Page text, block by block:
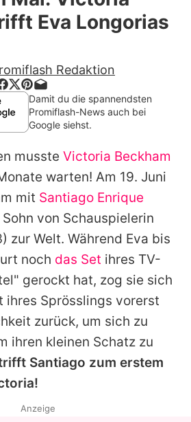
auf Promiflash
runterladen
Team
Richtlinien
Impressum
verwalten
Eva Longorias
Redaktion
Damit du die spannendsten
Promiflash-News auch bei
Google siehst.
musste Victoria Beckham
warten! Am 19. Juni
mit Santiago Enrique
von Schauspielerin
zur Welt. Während Eva bis
noch das Set ihres TV-
gerockt hat, zog sie sich
ihres Sprösslings vorerst
zurück, um sich zu
ihren kleinen Schatz zu
Santiago zum erstem
!
Anzeige